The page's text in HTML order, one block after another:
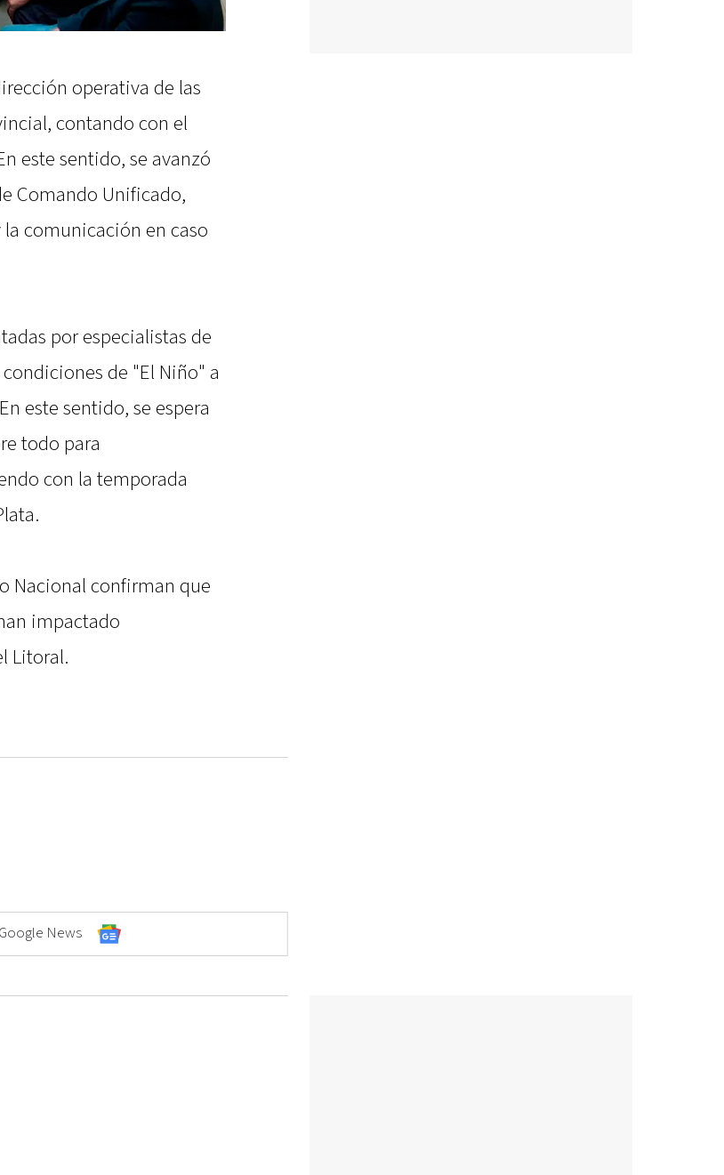
operativa de las
contando con el
este sentido, se avanzó
Comando Unificado,
comunicación en caso
por especialistas de
de "El Niño" a
este sentido, se espera
todo para
con la temporada
Nacional confirman que
impactado
Litoral.
News